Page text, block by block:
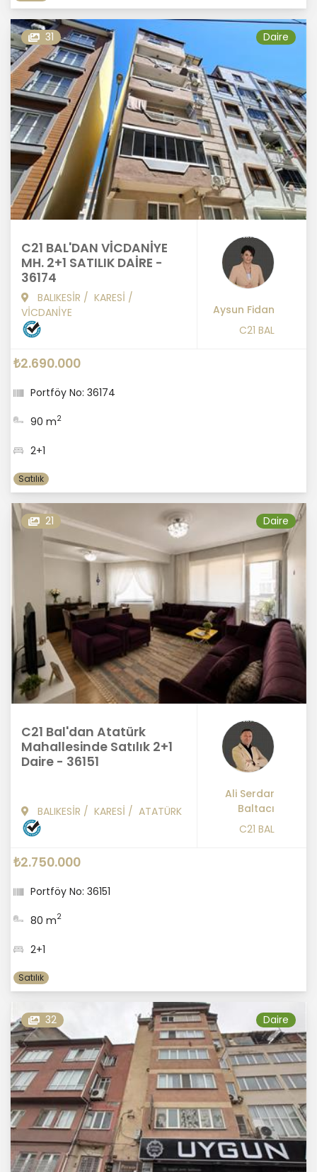
31 Daire
C21 BAL'DAN VİCDANİYE
MH. 2+1 SATILIK DAİRE -
36174
BALIKESİR / KARESİ /
VİCDANİYE
Aysun Fidan
C21 BAL
₺2.690.000
Portföy No: 36174
90 m2
2+1
Satılık
21 Daire
C21 Bal'dan Atatürk
Mahallesinde Satılık 2+1
Daire - 36151
BALIKESİR / KARESİ / ATATÜRK
Ali Serdar
Baltacı
C21 BAL
₺2.750.000
Portföy No: 36151
80 m2
2+1
Satılık
32 Daire